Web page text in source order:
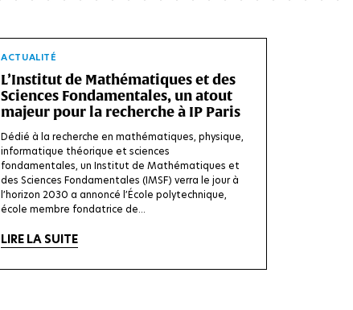
ACTUALITÉ
L’Institut de Mathématiques et des
Sciences Fondamentales, un atout
majeur pour la recherche à IP Paris
Dédié à la recherche en mathématiques, physique,
informatique théorique et sciences
fondamentales, un Institut de Mathématiques et
des Sciences Fondamentales (IMSF) verra le jour à
l’horizon 2030 a annoncé l’École polytechnique,
école membre fondatrice de...
LIRE LA SUITE